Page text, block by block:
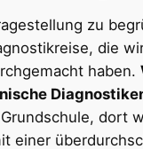
zu
die
haben.
dort
einer